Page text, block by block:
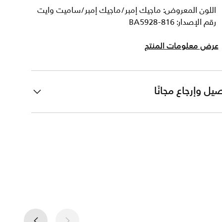
اللون المعروض: ماجيك إمبر/ماجيك إمبر/ساميت وايت
رقم الإصدار: BA5928-816
عرض معلومات المنتج
وإرجاع مجانًا